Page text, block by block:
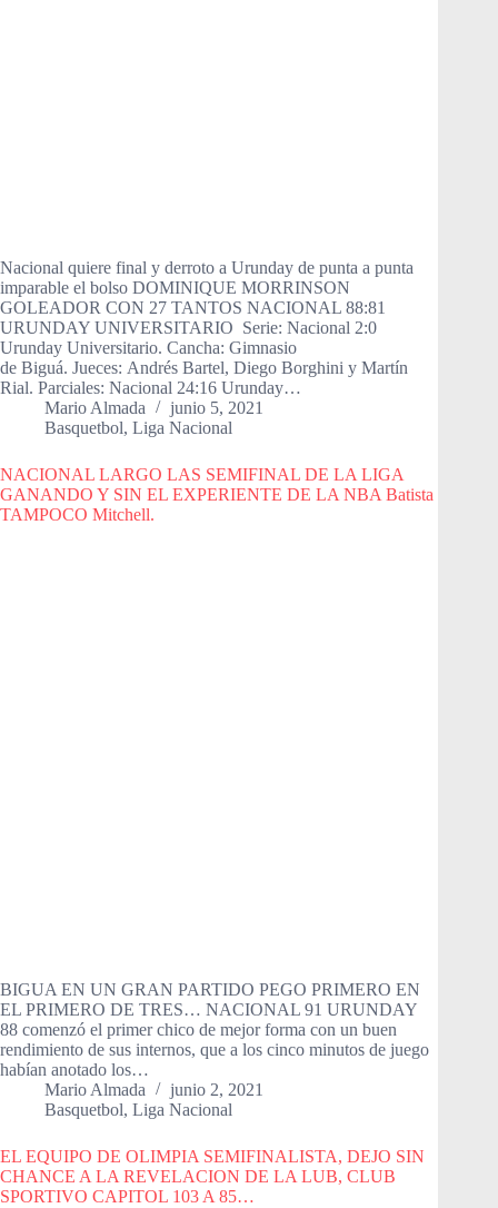
Nacional quiere final y derroto a Urunday de punta a punta
imparable el bolso DOMINIQUE MORRINSON
GOLEADOR CON 27 TANTOS NACIONAL 88:81
URUNDAY UNIVERSITARIO Serie: Nacional 2:0
Urunday Universitario. Cancha: Gimnasio
de Biguá. Jueces: Andrés Bartel, Diego Borghini y Martín
Rial. Parciales: Nacional 24:16 Urunday…
Mario Almada
junio 5, 2021
Basquetbol, Liga Nacional
NACIONAL LARGO LAS SEMIFINAL DE LA LIGA
GANANDO Y SIN EL EXPERIENTE DE LA NBA Batista
TAMPOCO Mitchell.
BIGUA EN UN GRAN PARTIDO PEGO PRIMERO EN
EL PRIMERO DE TRES… NACIONAL 91 URUNDAY
88 comenzó el primer chico de mejor forma con un buen
rendimiento de sus internos, que a los cinco minutos de juego
habían anotado los…
Mario Almada
junio 2, 2021
Basquetbol, Liga Nacional
EL EQUIPO DE OLIMPIA SEMIFINALISTA, DEJO SIN
CHANCE A LA REVELACION DE LA LUB, CLUB
SPORTIVO CAPITOL 103 A 85…